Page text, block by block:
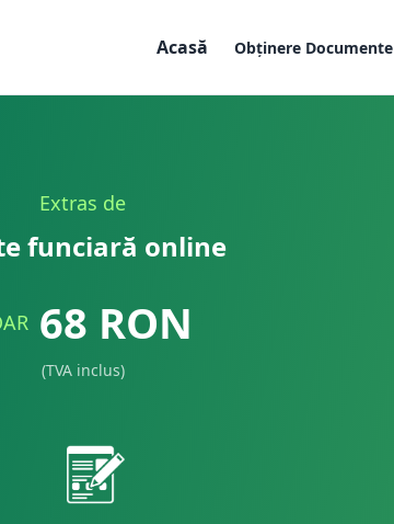
Acasă Obținere Documente
Extras de
funciară online
68 RON
(TVA inclus)